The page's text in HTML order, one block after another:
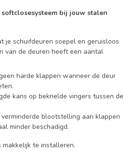
bij jouw stalen
je schuifdeuren soepel en geruisloos
van de deuren heeft een aantal
harde klappen wanneer de deur
kans op beknelde vingers tussen de
blootstelling aan klappen
minder beschadigd.
te installeren.